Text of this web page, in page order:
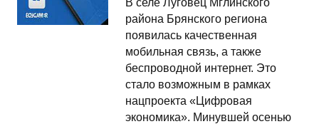
В селе Луговец Мглинского
района Брянского региона
появилась качественная
мобильная связь, а также
беспроводной интернет. Это
стало возможным в рамках
нацпроекта «Цифровая
экономика». Минувшей осенью